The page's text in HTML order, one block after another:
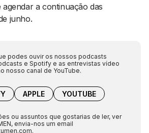
a continuação das
junho.
podes ouvir os nossos podcasts
e Spotify e as entrevistas vídeo
nosso canal de YouTube.
APPLE YOUTUBE
ou assuntos que gostarias de ler, ver
envia-nos um email
.